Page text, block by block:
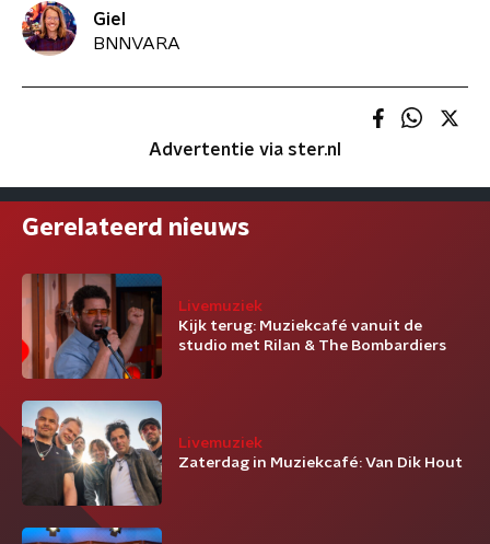
Giel
BNNVARA
Advertentie via ster.nl
Gerelateerd nieuws
Livemuziek
Kijk terug: Muziekcafé vanuit de
studio met Rilan & The Bombardiers
Livemuziek
Zaterdag in Muziekcafé: Van Dik Hout